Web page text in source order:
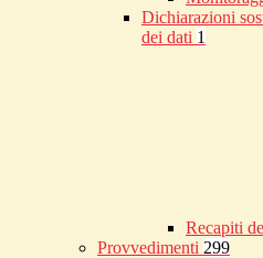
Dichiarazioni
dei dati 1
Recapiti
Provvedimenti 299